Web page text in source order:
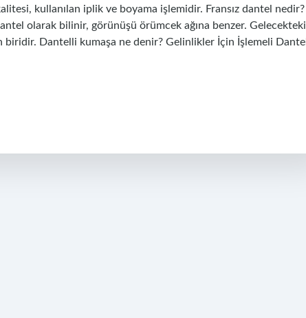
kullanılan iplik ve boyama işlemidir. Fransız dantel nedir?
olarak bilinir, görünüşü örümcek ağına benzer. Gelecekteki
biridir. Dantelli kumaşa ne denir? Gelinlikler İçin İşlemeli Dantel